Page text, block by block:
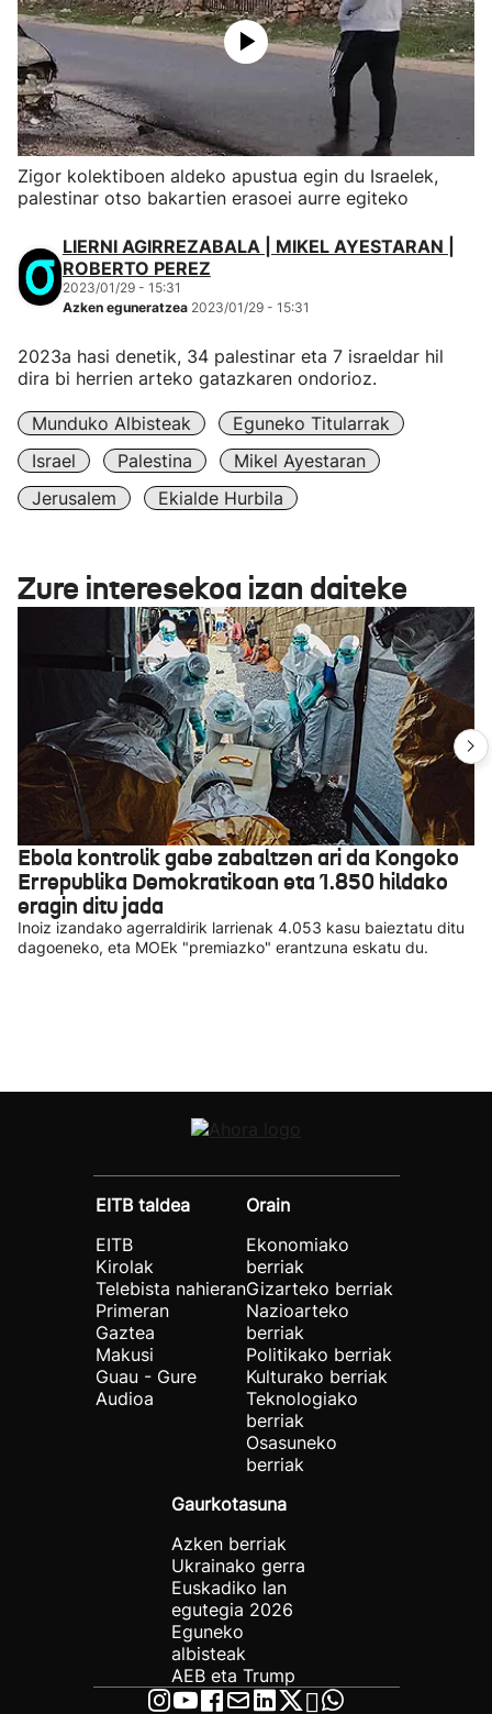
Zigor kolektiboen aldeko apustua egin du Israelek,
palestinar otso bakartien erasoei aurre egiteko
LIERNI AGIRREZABALA | MIKEL AYESTARAN |
ROBERTO PEREZ
2023/01/29 - 15:31
Azken eguneratzea 2023/01/29 - 15:31
2023a hasi denetik, 34 palestinar eta 7 israeldar hil
dira bi herrien arteko gatazkaren ondorioz.
Munduko Albisteak
Eguneko Titularrak
Israel
Palestina
Mikel Ayestaran
Jerusalem
Ekialde Hurbila
Zure interesekoa izan daiteke
Ebola kontrolik gabe zabaltzen ari da Kongoko
Errepublika Demokratikoan eta 1.850 hildako
eragin ditu jada
Inoiz izandako agerraldirik larrienak 4.053 kasu baieztatu ditu
dagoeneko, eta MOEk "premiazko" erantzuna eskatu du.
EITB taldea
EITB
Kirolak
Telebista nahieran
Primeran
Gaztea
Makusi
Guau - Gure
Audioa
Orain
Ekonomiako
berriak
Gizarteko berriak
Nazioarteko
berriak
Politikako berriak
Kulturako berriak
Teknologiako
berriak
Osasuneko
berriak
Gaurkotasuna
Azken berriak
Ukrainako gerra
Euskadiko lan
egutegia 2026
Eguneko
albisteak
AEB eta Trump